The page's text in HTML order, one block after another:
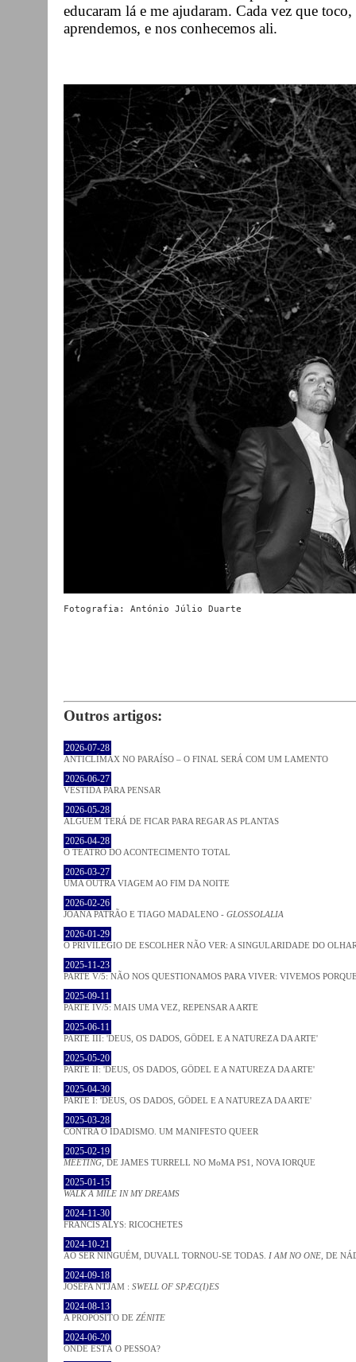
educaram lá e me ajudaram. Cada vez que
aprendemos, e nos conhecemos ali.
Fotografia: António Júlio Duarte
Outros artigos:
2026-07-28
ANTICLÍMAX NO PARAÍSO – O FINAL SERÁ COM UM LAMENTO
2026-06-27
VESTIDA PARA PENSAR
2026-05-28
ALGUÉM TERÁ DE FICAR PARA REGAR AS PLANTAS
2026-04-28
O TEATRO DO ACONTECIMENTO TOTAL
2026-03-27
UMA OUTRA VIAGEM AO FIM DA NOITE
2026-02-26
JOANA PATRÃO E TIAGO MADALENO - GLOSSOLALIA
2026-01-29
O PRIVILÉGIO DE ESCOLHER NÃO VER: A SINGULARIDADE DO
2025-11-23
PARTE V/5: NÃO NOS QUESTIONAMOS PARA VIVER: VIVEMOS
2025-09-11
PARTE IV/5: MAIS UMA VEZ, REPENSAR A ARTE
2025-06-11
PARTE III: 'DEUS, OS DADOS, GÖDEL E A NATUREZA DA ARTE'
2025-05-20
PARTE II: 'DEUS, OS DADOS, GÖDEL E A NATUREZA DA ARTE'
2025-04-30
PARTE I: 'DEUS, OS DADOS, GÖDEL E A NATUREZA DA ARTE'
2025-03-28
CONTRA O IDADISMO. UM MANIFESTO QUEER
2025-02-19
MEETING , DE JAMES TURRELL NO MoMA PS1, NOVA IORQUE
2025-01-15
WALK A MILE IN MY DREAMS
2024-11-30
FRANCIS ALYS: RICOCHETES
2024-10-21
AO SER NINGUÉM, DUVALL TORNOU-SE TODAS. I AM NO ONE , DE
2024-09-18
JOSÈFA NTJAM : SWELL OF SPÆC(I)ES
2024-08-13
A PROPÓSITO DE ZÉNITE
2024-06-20
ONDE ESTÁ O PESSOA?